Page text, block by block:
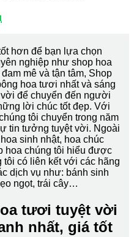
hơn để bạn lựa chọn
nghiệp như shop hoa
mê và tận tâm, Shop
hoa tươi nhất và sáng
để chuyển đến người
lời chúc tốt đẹp. Với
tôi chuyển trong năm
tin tưởng tuyệt vời. Ngoài
sinh nhật, hoa chúc
hoa chúng tôi hiểu được
tôi có liên kết với các hãng
dịch vụ như: bánh sinh
ngọt, trái cây…
tươi tuyệt vời
nhất, giá tốt